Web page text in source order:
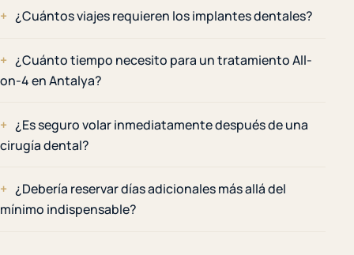
¿Cuántos viajes requieren los implantes dentales?
¿Cuánto tiempo necesito para un tratamiento All-
on-4 en Antalya?
¿Es seguro volar inmediatamente después de una
cirugía dental?
¿Debería reservar días adicionales más allá del
mínimo indispensable?